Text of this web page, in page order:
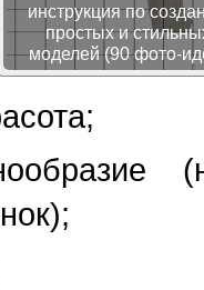
инструкция по
простых и
моделей (90 фото-